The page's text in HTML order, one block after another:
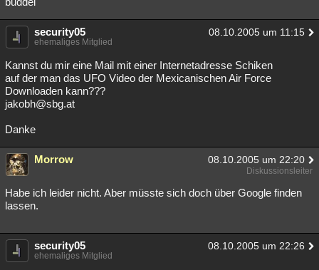
security05 08.10.2005 um 11:15
ehemaliges Mitglied
Kannst du mir eine Mail mit einer Internetadresse Schiken
auf der man das UFO Video der Mexicanischen Air Force
Downloaden kann???
jakobh@sbg.at
Danke
Morrow 08.10.2005 um 22:20
Diskussionsleiter
Habe ich leider nicht. Aber müsste sich doch über Google finden
lassen.
security05 08.10.2005 um 22:26
ehemaliges Mitglied